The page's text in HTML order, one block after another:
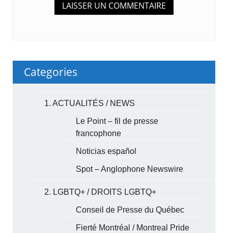
Categories
1. ACTUALITÉS / NEWS
Le Point – fil de presse
francophone
Noticias español
Spot – Anglophone Newswire
2. LGBTQ+ / DROITS LGBTQ+
Conseil de Presse du Québec
Fierté Montréal / Montreal Pride